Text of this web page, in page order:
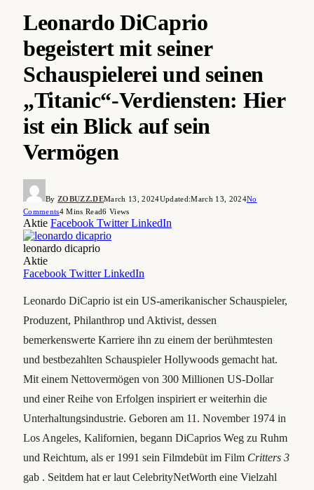
Leonardo DiCaprio
begeistert mit seiner
Schauspielerei und seinen
„Titanic“-Verdiensten: Hier
ist ein Blick auf sein
Vermögen
By ZOBUZZ.DEMarch 13, 2024Updated:March 13, 2024No
Comments4 Mins Read6 Views
Aktie Facebook Twitter LinkedIn
leonardo dicaprio
Aktie
Facebook Twitter LinkedIn
Leonardo DiCaprio ist ein US-amerikanischer Schauspieler,
Produzent, Philanthrop und Aktivist, dessen
bemerkenswerte Karriere ihn zu einem der berühmtesten
und bestbezahlten Schauspieler Hollywoods gemacht hat.
Mit einem Nettovermögen von 300 Millionen US-Dollar
und einer Reihe von Erfolgen inspiriert er weiterhin die
Unterhaltungsindustrie. Geboren am 11. November 1974 in
Los Angeles, Kalifornien, begann DiCaprios Weg zu Ruhm
und Reichtum, als er 1991 sein Filmdebüt im Film Critters 3
gab . Seitdem hat er laut CelebrityNetWorth eine Vielzahl